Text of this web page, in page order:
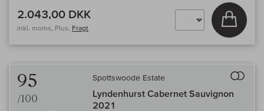
2.043,00 DKK
inkl. moms, Plus. Fragt
Læg i
95
/100
Spottswoode Estate
Lyndenhurst Cabernet Sauvignon
2021